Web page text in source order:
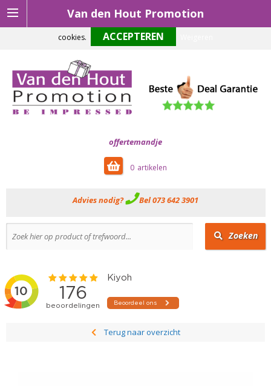
Van den Hout Promotion
offertemandje
0
Advies nodig? Bel 073 642 3901
Zoeken
Terug naar overzicht
Om onze website optimaal te laten functioneren maken wij gebruik van
cookies.